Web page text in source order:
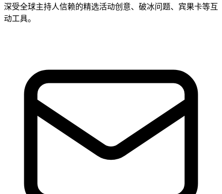
深受全球主持人信赖的精选活动创意、破冰问题、宾果卡等互
动工具。